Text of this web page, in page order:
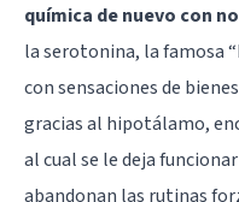
química de nuevo con
la serotonina, la famosa
con sensaciones de
gracias al hipotálamo,
al cual se le deja
abandonan las rutinas